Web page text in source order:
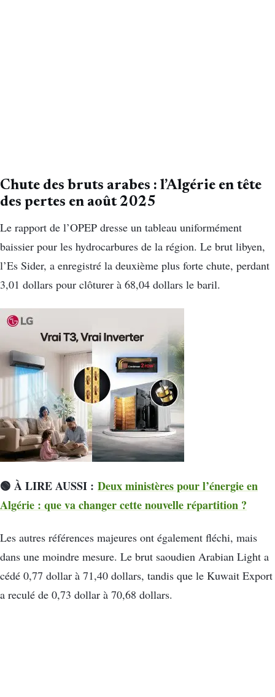
Chute des bruts arabes : l’Algérie en tête
des pertes en août 2025
Le rapport de l’OPEP dresse un tableau uniformément
baissier pour les hydrocarbures de la région. Le brut libyen,
l’Es Sider, a enregistré la deuxième plus forte chute, perdant
3,01 dollars pour clôturer à 68,04 dollars le baril.
🟢 À LIRE AUSSI : Deux ministères pour l’énergie en
Algérie : que va changer cette nouvelle répartition ?
Les autres références majeures ont également fléchi, mais
dans une moindre mesure. Le brut saoudien Arabian Light a
cédé 0,77 dollar à 71,40 dollars, tandis que le Kuwait Export
a reculé de 0,73 dollar à 70,68 dollars.